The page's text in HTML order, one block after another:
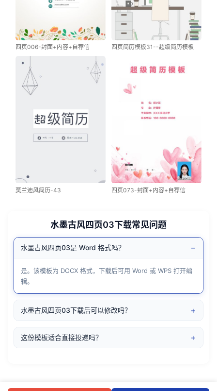
四页006-封面+内容+自荐信 四页简历模板31--超级简历模板
莫兰迪风简历-43 四页073-封面+内容+自荐信
水墨古风四页03下载常见问题
水墨古风四页03是 Word 格式吗？ −
是。该模板为 DOCX 格式，下载后可用 Word 或 WPS 打开编
辑。
水墨古风四页03下载后可以修改吗？ +
这份模板适合直接投递吗？ +